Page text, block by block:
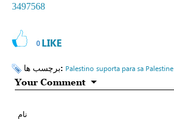
3497568
0 LIKE
برچسب ها: Palestino suporta para sa Palestine
Your Comment
نام